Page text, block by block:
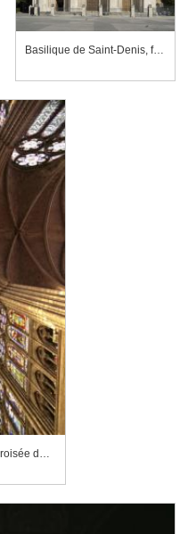
Basilique de Saint-Denis, façade occidentale
Basilique de Saint-Denis, voûtes de la croisée du transept